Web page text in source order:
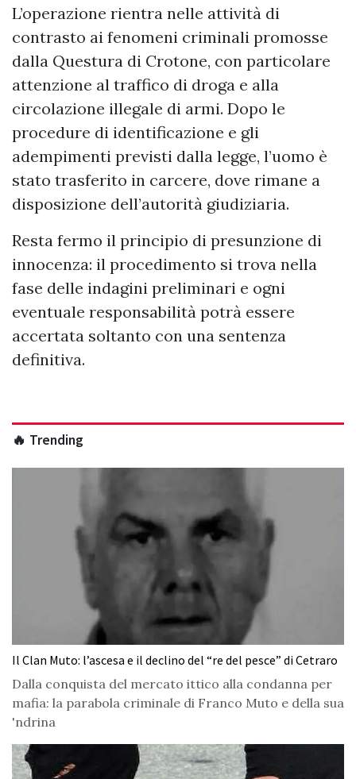
L’operazione rientra nelle attività di
contrasto ai fenomeni criminali promosse
dalla Questura di Crotone, con particolare
attenzione al traffico di droga e alla
circolazione illegale di armi. Dopo le
procedure di identificazione e gli
adempimenti previsti dalla legge, l’uomo è
stato trasferito in carcere, dove rimane a
disposizione dell’autorità giudiziaria.
Resta fermo il principio di presunzione di
innocenza: il procedimento si trova nella
fase delle indagini preliminari e ogni
eventuale responsabilità potrà essere
accertata soltanto con una sentenza
definitiva.
🔥 Trending
Il Clan Muto: l’ascesa e il declino del “re del pesce” di Cetraro
Dalla conquista del mercato ittico alla condanna per
mafia: la parabola criminale di Franco Muto e della sua
'ndrina